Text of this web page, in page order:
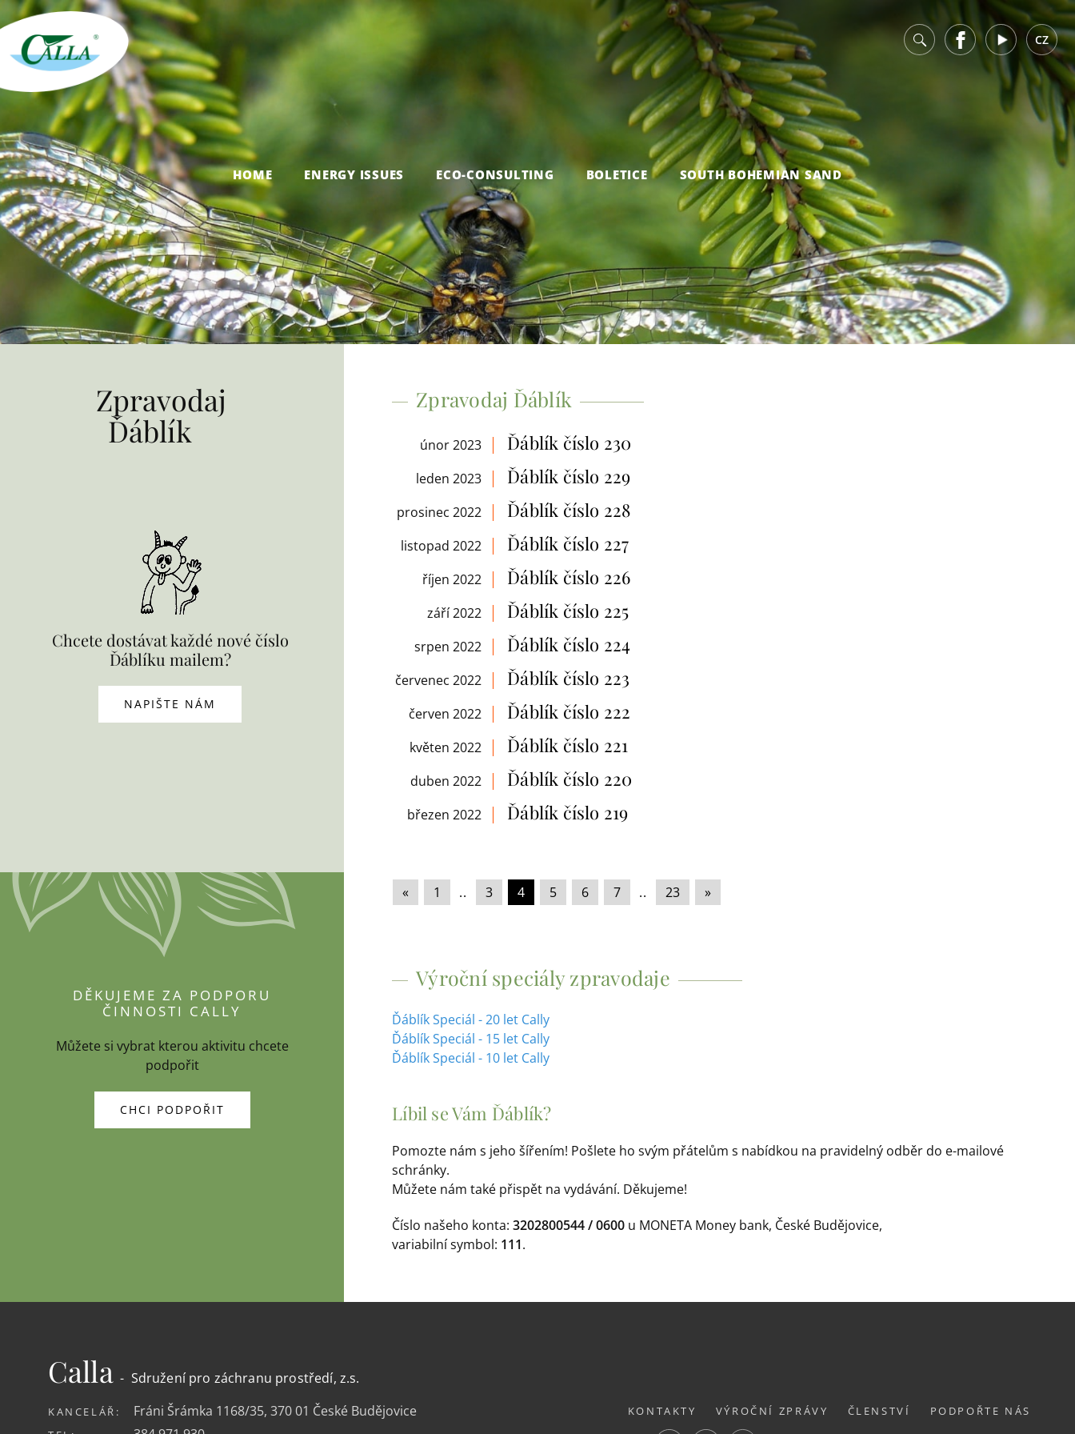
v FacebookYoutube CZ
HOME ENERGY ISSUES ECO-CONSULTING BOLETICE SOUTH BOHEMIAN SAND
Zpravodaj
Ďáblík
Chcete dostávat každé nové číslo
Ďáblíku mailem?
NAPIŠTE NÁM
Zpravodaj Ďáblík
únor 2023 Ďáblík číslo 230
leden 2023 Ďáblík číslo 229
prosinec 2022 Ďáblík číslo 228
listopad 2022 Ďáblík číslo 227
říjen 2022 Ďáblík číslo 226
září 2022 Ďáblík číslo 225
srpen 2022 Ďáblík číslo 224
červenec 2022 Ďáblík číslo 223
červen 2022 Ďáblík číslo 222
květen 2022 Ďáblík číslo 221
duben 2022 Ďáblík číslo 220
březen 2022 Ďáblík číslo 219
« 1 .. 3 4 5 6 7 .. 23 »
Výroční speciály zpravodaje
Ďáblík Speciál - 20 let Cally
Ďáblík Speciál - 15 let Cally
Ďáblík Speciál - 10 let Cally
Líbil se Vám Ďáblík?
Pomozte nám s jeho šířením! Pošlete ho svým přátelům s nabídkou na pravidelný odběr do e-mailové
schránky.
Můžete nám také přispět na vydávání. Děkujeme!
Číslo našeho konta: 3202800544 / 0600 u MONETA Money bank, České Budějovice,
variabilní symbol: 111.
DĚKUJEME ZA PODPORU
ČINNOSTI CALLY
Můžete si vybrat kterou aktivitu chcete
podpořit
CHCI PODPOŘIT
Calla- Sdružení pro záchranu prostředí, z.s.
KANCELÁŘ: Fráni Šrámka 1168/35, 370 01 České Budějovice KONTAKTY VÝROČNÍ ZPRÁVY ČLENSTVÍ PODPOŘTE NÁS